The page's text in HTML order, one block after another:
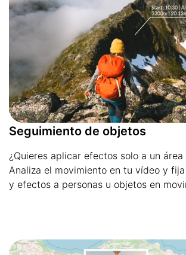
Seguimiento de objetos
¿Quieres aplicar efectos solo a un área
Analiza el movimiento en tu vídeo y
y efectos a personas u objetos en